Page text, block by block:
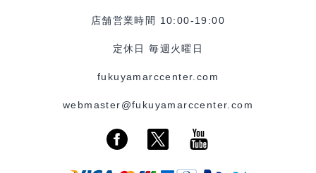
店舗営業時間 10:00-19:00
定休日 毎週火曜日
fukuyamarccenter.com
webmaster@fukuyamarccenter.com